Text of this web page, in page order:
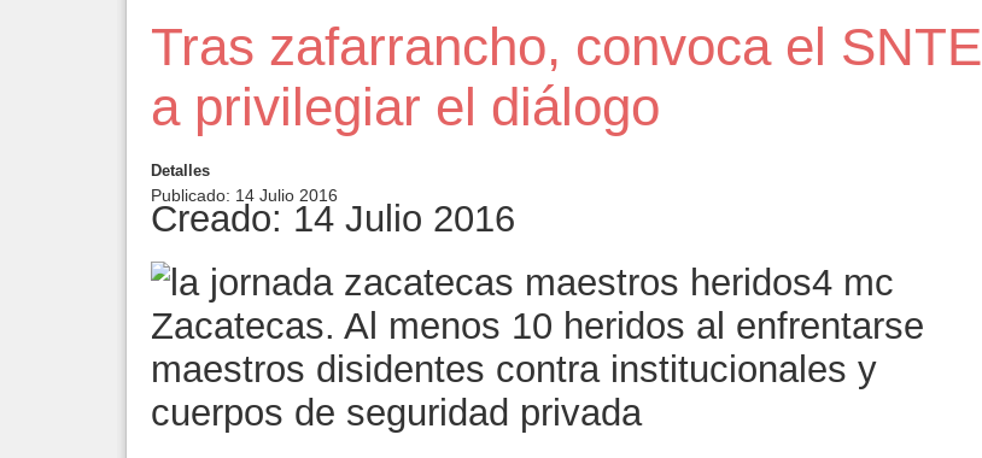
Tras zafarrancho, convoca el SNTE
a privilegiar el diálogo
Detalles
Publicado: 14 Julio 2016
Creado: 14 Julio 2016
Zacatecas. Al menos 10 heridos al enfrentarse
maestros disidentes contra institucionales y
cuerpos de seguridad privada